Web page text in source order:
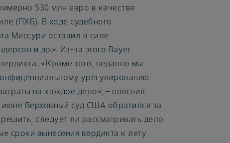
530 млн евро в качестве
(ПХБ). В ходе судебного
Миссури оставил в силе
и др.». Из-за этого Bayer
«Кроме того, недавно мы
урегулированию
на каждое дело», – пояснил
июне Верховный суд США обратился за
следует ли рассматривать дело
сроки вынесения вердикта к лету